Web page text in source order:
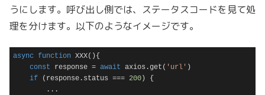
うにします。呼び出し側では、ステータスコードを見て処
理を分けます。以下のようなイメージです。
async function XXX( ){
const response = await axios.get( 'url' )
if (response.status === 200 ) {
        ...